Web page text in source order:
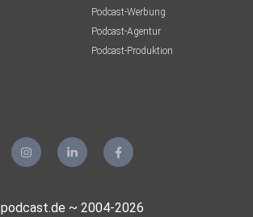
Podcast-Werbung
Podcast-Agentur
Podcast-Produktion
podcast.de ~ 2004-2026